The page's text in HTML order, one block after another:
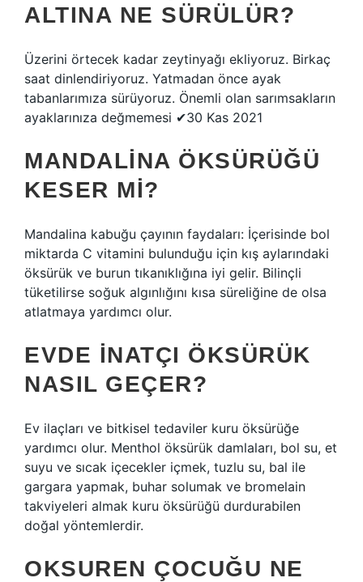
ALTINA NE SÜRÜLÜR?
Üzerini örtecek kadar zeytinyağı ekliyoruz. Birkaç
saat dinlendiriyoruz. Yatmadan önce ayak
tabanlarımıza sürüyoruz. Önemli olan sarımsakların
ayaklarınıza değmemesi ✔30 Kas 2021
MANDALINA ÖKSÜRÜĞÜ
KESER MI?
Mandalina kabuğu çayının faydaları: İçerisinde bol
miktarda C vitamini bulunduğu için kış aylarındaki
öksürük ve burun tıkanıklığına iyi gelir. Bilinçli
tüketilirse soğuk algınlığını kısa süreliğine de olsa
atlatmaya yardımcı olur.
EVDE INATÇI ÖKSÜRÜK
NASIL GEÇER?
Ev ilaçları ve bitkisel tedaviler kuru öksürüğe
yardımcı olur. Menthol öksürük damlaları, bol su, et
suyu ve sıcak içecekler içmek, tuzlu su, bal ile
gargara yapmak, buhar solumak ve bromelain
takviyeleri almak kuru öksürüğü durdurabilen
doğal yöntemlerdir.
OKSUREN ÇOCUĞU NE